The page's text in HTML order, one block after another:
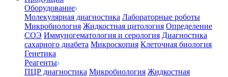
Оборудование
Молекулярная диагностика Лабораторные роботы
Микробиология Жидкостная цитология Определение
СОЭ Иммуногематология и серология Диагностика
сахарного диабета Микроскопия Клеточная биология
Генетика
Реагенты
ПЦР диагностика Микробиология Жидкостная